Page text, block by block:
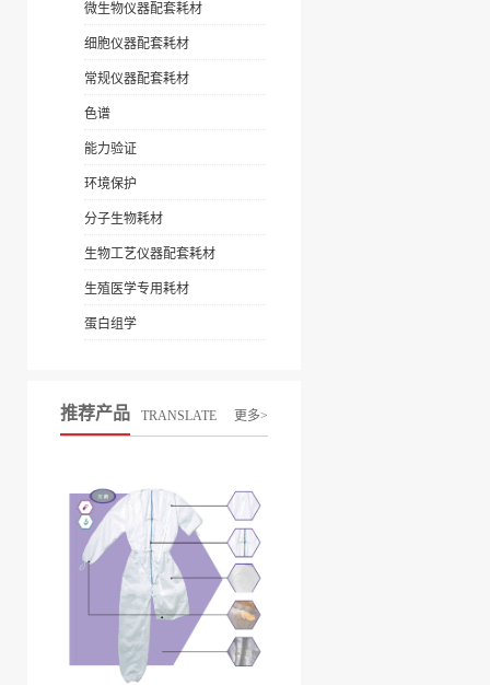
微生物仪器配套耗材
细胞仪器配套耗材
常规仪器配套耗材
色谱
能力验证
环境保护
分子生物耗材
生物工艺仪器配套耗材
生殖医学专用耗材
蛋白组学
推荐产品 TRANSLATE 更多>